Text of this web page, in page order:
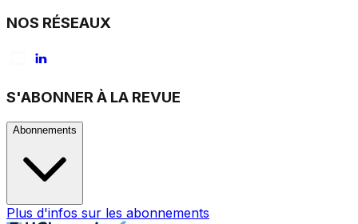
NOS RÉSEAUX
S'ABONNER À LA REVUE
Abonnements
Plus d'infos sur les abonnements